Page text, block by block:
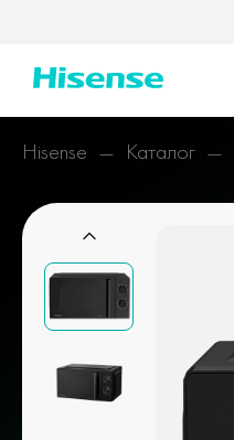
Hisense Каталог